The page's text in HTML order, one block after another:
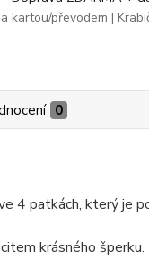
kartou/převodem |
0
4 patkách, který je
krásného šperku.